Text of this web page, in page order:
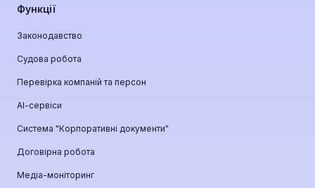
Функції
Законодавство
Судова робота
Перевірка компаній та персон
АІ-сервіси
Система "Корпоративні документи"
Договірна робота
Медіа-моніторинг